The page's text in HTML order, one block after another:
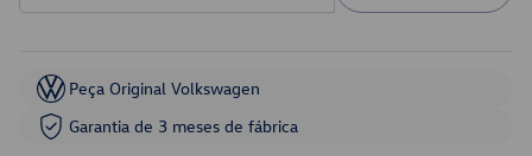
Peça Original Volkswagen
Garantia de 3 meses de fábrica